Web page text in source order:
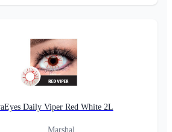
Daily Viper Red White 2L
Marshal